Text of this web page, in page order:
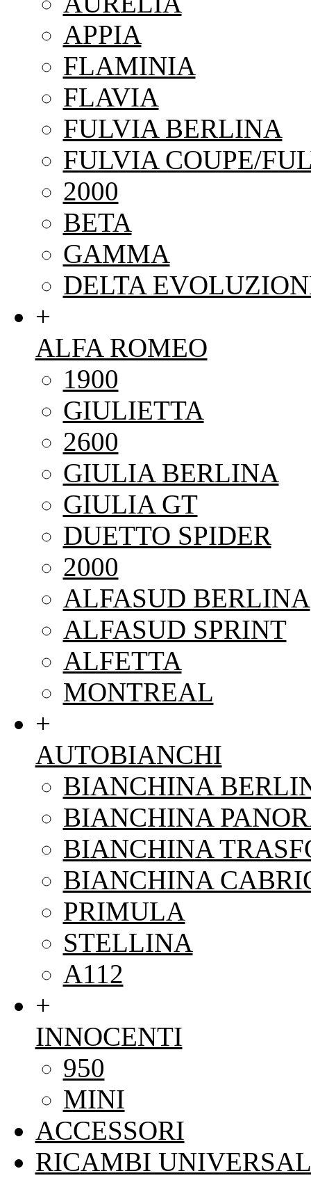
APPIA
FLAMINIA
FLAVIA
FULVIA BERLINA
FULVIA COUPE/
2000
BETA
GAMMA
DELTA
+
ALFA ROMEO
1900
GIULIETTA
2600
GIULIA BERLINA
GIULIA GT
DUETTO SPIDER
2000
ALFASUD BERLINA
ALFASUD SPRINT
ALFETTA
MONTREAL
+
AUTOBIANCHI
BIANCHINA
BIANCHINA
BIANCHINA
BIANCHINA
PRIMULA
STELLINA
A112
+
INNOCENTI
950
MINI
ACCESSORI
RICAMBI